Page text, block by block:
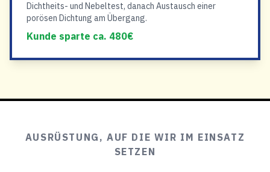
Dichtheits- und Nebeltest, danach Austausch einer
porösen Dichtung am Übergang.
Kunde sparte ca. 480€
AUSRÜSTUNG, AUF DIE WIR IM EINSATZ
SETZEN